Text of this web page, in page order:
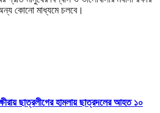
কোনো মাধ্যমে চলবে।
ছাত্রলীগের হামলায় ছাত্রদলের আহত ১০